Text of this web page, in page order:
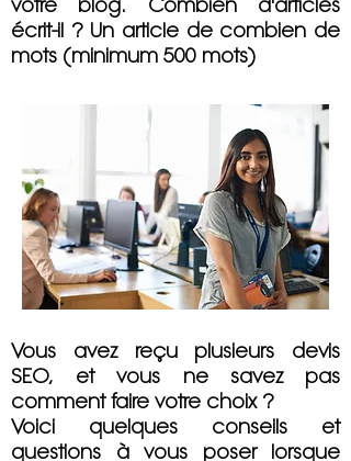
écrit-il ? Un article de combien de
mots (minimum 500 mots)
Vous avez reçu plusieurs devis
SEO, et vous ne savez pas
comment faire votre choix ?
Voici quelques conseils et
questions à vous poser lorsque